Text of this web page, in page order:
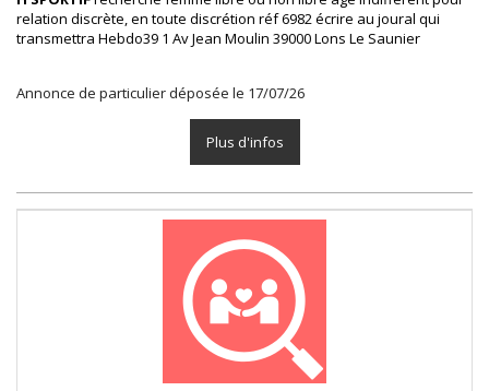
relation discrète, en toute discrétion réf 6982 écrire au joural qui
transmettra Hebdo39 1 Av Jean Moulin 39000 Lons Le Saunier
Annonce de particulier déposée le 17/07/26
Plus d'infos